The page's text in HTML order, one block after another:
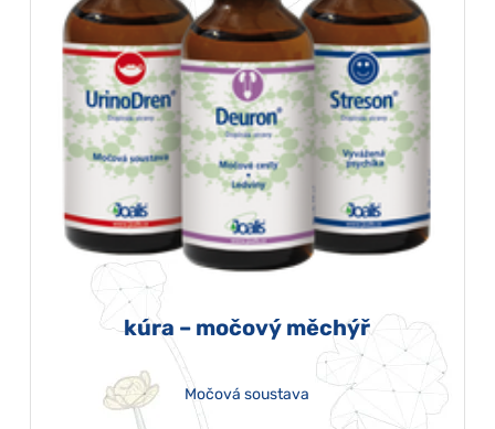
kúra – močový měchýř
Močová soustava